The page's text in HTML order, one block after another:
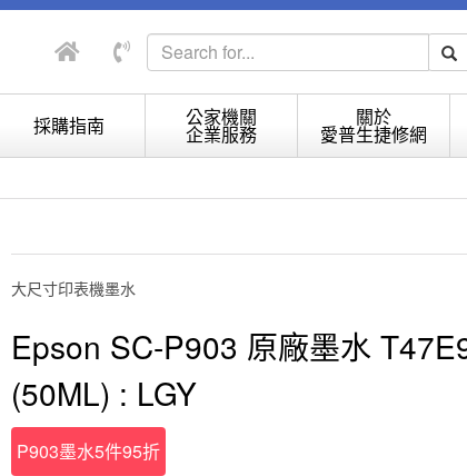
採購指南 公家機關
企業服務
關於
愛普生捷修網
大尺寸印表機墨水
Epson SC-P903 原廠墨水
(50ML) : LGY
P903墨水5件95折